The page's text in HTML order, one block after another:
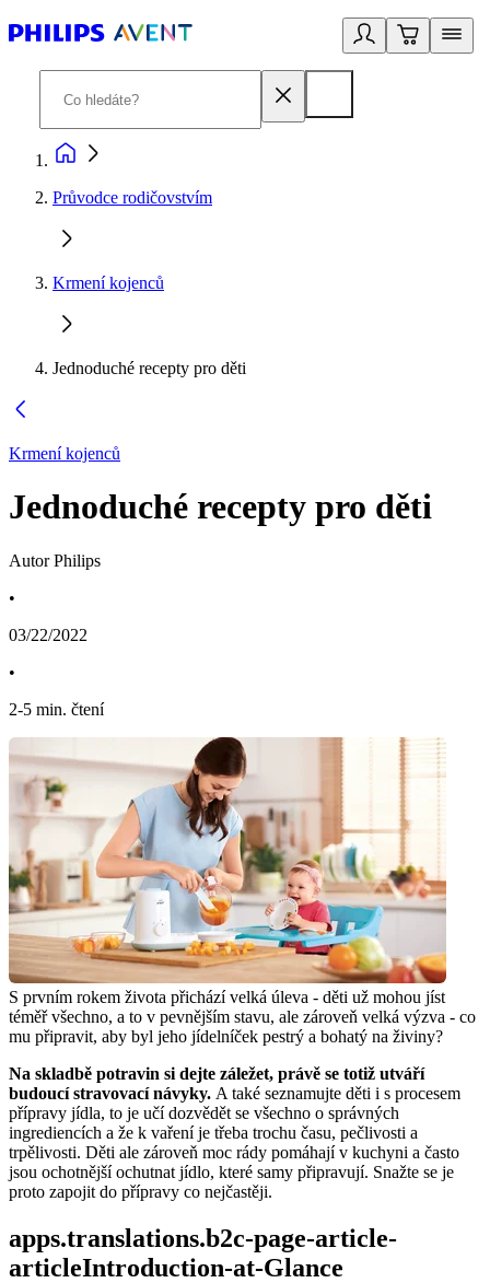
Průvodce rodičovstvím
Krmení kojenců
Jednoduché recepty pro děti
Krmení kojenců
Jednoduché recepty pro děti
Autor Philips
•
03/22/2022
•
2-5 min. čtení
S prvním rokem života přichází velká úleva - děti už mohou jíst
téměř všechno, a to v pevnějším stavu, ale zároveň velká výzva - co
mu připravit, aby byl jeho jídelníček pestrý a bohatý na živiny?
Na skladbě potravin si dejte záležet, právě se totiž utváří
budoucí stravovací návyky. A také seznamujte děti i s procesem
přípravy jídla, to je učí dozvědět se všechno o správných
ingrediencích a že k vaření je třeba trochu času, pečlivosti a
trpělivosti. Děti ale zároveň moc rády pomáhají v kuchyni a často
jsou ochotnější ochutnat jídlo, které samy připravují. Snažte se je
proto zapojit do přípravy co nejčastěji.
apps.translations.b2c-page-article-
articleIntroduction-at-Glance